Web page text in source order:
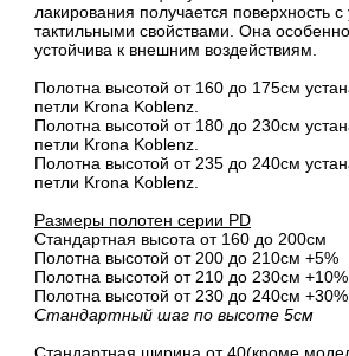
лакирования получается поверхность
тактильными свойствами. Она
устойчива к внешним воздействиям.
Полотна высотой от 160 до 175см
петли Krona Koblenz.
Полотна высотой от 180 до 230см
петли Krona Koblenz.
Полотна высотой от 235 до 240см
петли Krona Koblenz.
Размеры полотен серии PD
Стандартная высота от 160 до 200см
Полотна высотой от 200 до 210см +5%
Полотна высотой от 210 до 230см +10%
Полотна высотой от 230 до 240см +30%
Стандартный шаг по высоте 5см